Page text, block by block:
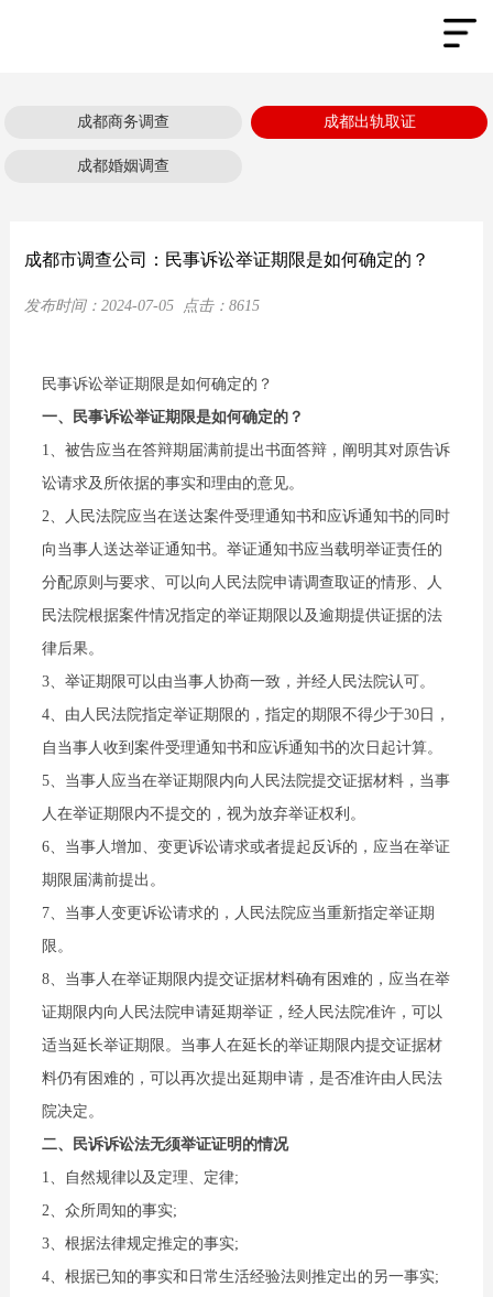
成都商务调查 成都出轨取证
成都婚姻调查
成都市调查公司：民事诉讼举证期限是如何确定的？
发布时间： 2024-07-05点击： 8615
民事诉讼举证期限是如何确定的？
一、民事诉讼举证期限是如何确定的？
1、被告应当在答辩期届满前提出书面答辩，阐明其对原告诉
讼请求及所依据的事实和理由的意见。
2、人民法院应当在送达案件受理通知书和应诉通知书的同时
向当事人送达举证通知书。举证通知书应当载明举证责任的
分配原则与要求、可以向人民法院申请调查取证的情形、人
民法院根据案件情况指定的举证期限以及逾期提供证据的法
律后果。
3、举证期限可以由当事人协商一致，并经人民法院认可。
4、由人民法院指定举证期限的，指定的期限不得少于30日，
自当事人收到案件受理通知书和应诉通知书的次日起计算。
5、当事人应当在举证期限内向人民法院提交证据材料，当事
人在举证期限内不提交的，视为放弃举证权利。
6、当事人增加、变更诉讼请求或者提起反诉的，应当在举证
期限届满前提出。
7、当事人变更诉讼请求的，人民法院应当重新指定举证期
限。
8、当事人在举证期限内提交证据材料确有困难的，应当在举
证期限内向人民法院申请延期举证，经人民法院准许，可以
适当延长举证期限。当事人在延长的举证期限内提交证据材
料仍有困难的，可以再次提出延期申请，是否准许由人民法
院决定。
二、民诉诉讼法无须举证证明的情况
1、自然规律以及定理、定律;
2、众所周知的事实;
3、根据法律规定推定的事实;
4、根据已知的事实和日常生活经验法则推定出的另一事实;